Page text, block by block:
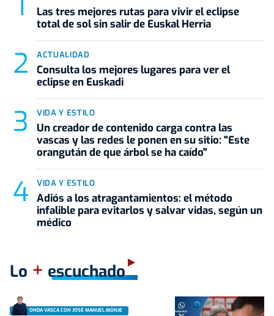
Las tres mejores rutas para vivir el eclipse
total de sol sin salir de Euskal Herria
ACTUALIDAD
Consulta los mejores lugares para ver el
eclipse en Euskadi
VIDA Y ESTILO
Un creador de contenido carga contra las
vascas y las redes le ponen en su sitio: "Este
orangután de que árbol se ha caído"
VIDA Y ESTILO
Adiós a los atragantamientos: el método
infalible para evitarlos y salvar vidas, según un
médico
Lo + escuchado
ONDA VASCA CON JOSÉ MANUEL MONJE